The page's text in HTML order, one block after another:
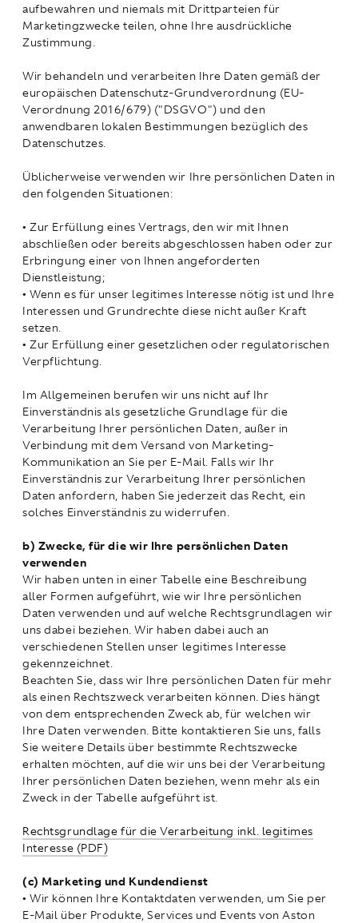
aufbewahren und niemals mit Drittparteien für
Marketingzwecke teilen, ohne Ihre ausdrückliche
Zustimmung.
Wir behandeln und verarbeiten Ihre Daten gemäß der
europäischen Datenschutz-Grundverordnung (EU-
Verordnung 2016/679) ("DSGVO") und den
anwendbaren lokalen Bestimmungen bezüglich des
Datenschutzes.
Üblicherweise verwenden wir Ihre persönlichen Daten in
den folgenden Situationen:
• Zur Erfüllung eines Vertrags, den wir mit Ihnen
abschließen oder bereits abgeschlossen haben oder zur
Erbringung einer von Ihnen angeforderten
Dienstleistung;
• Wenn es für unser legitimes Interesse nötig ist und Ihre
Interessen und Grundrechte diese nicht außer Kraft
setzen.
• Zur Erfüllung einer gesetzlichen oder regulatorischen
Verpflichtung.
Im Allgemeinen berufen wir uns nicht auf Ihr
Einverständnis als gesetzliche Grundlage für die
Verarbeitung Ihrer persönlichen Daten, außer in
Verbindung mit dem Versand von Marketing-
Kommunikation an Sie per E-Mail. Falls wir Ihr
Einverständnis zur Verarbeitung Ihrer persönlichen
Daten anfordern, haben Sie jederzeit das Recht, ein
solches Einverständnis zu widerrufen.
b) Zwecke, für die wir Ihre persönlichen Daten
verwenden
Wir haben unten in einer Tabelle eine Beschreibung
aller Formen aufgeführt, wie wir Ihre persönlichen
Daten verwenden und auf welche Rechtsgrundlagen wir
uns dabei beziehen. Wir haben dabei auch an
verschiedenen Stellen unser legitimes Interesse
gekennzeichnet.
Beachten Sie, dass wir Ihre persönlichen Daten für mehr
als einen Rechtszweck verarbeiten können. Dies hängt
von dem entsprechenden Zweck ab, für welchen wir
Ihre Daten verwenden. Bitte kontaktieren Sie uns, falls
Sie weitere Details über bestimmte Rechtszwecke
erhalten möchten, auf die wir uns bei der Verarbeitung
Ihrer persönlichen Daten beziehen, wenn mehr als ein
Zweck in der Tabelle aufgeführt ist.
Rechtsgrundlage für die Verarbeitung inkl. legitimes
Interesse (PDF)
(c) Marketing und Kundendienst
• Wir können Ihre Kontaktdaten verwenden, um Sie per
E-Mail über Produkte, Services und Events von Aston